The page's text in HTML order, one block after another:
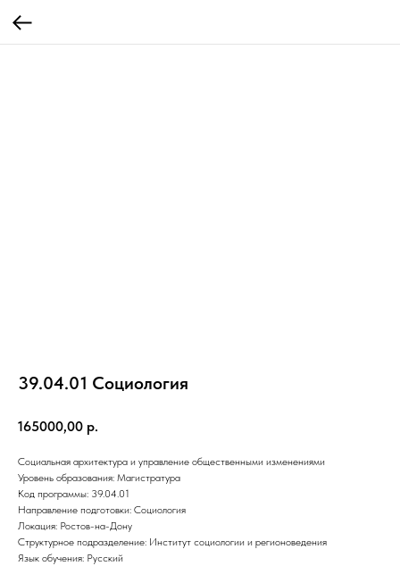
39.04.01 Социология
165000,00 р.
Социальная архитектура и управление общественными изменениями
Уровень образования: Магистратура
Код программы: 39.04.01
Направление подготовки: Социология
Локация: Ростов-на-Дону
Структурное подразделение: Институт социологии и регионоведения
Язык обучения: Русский